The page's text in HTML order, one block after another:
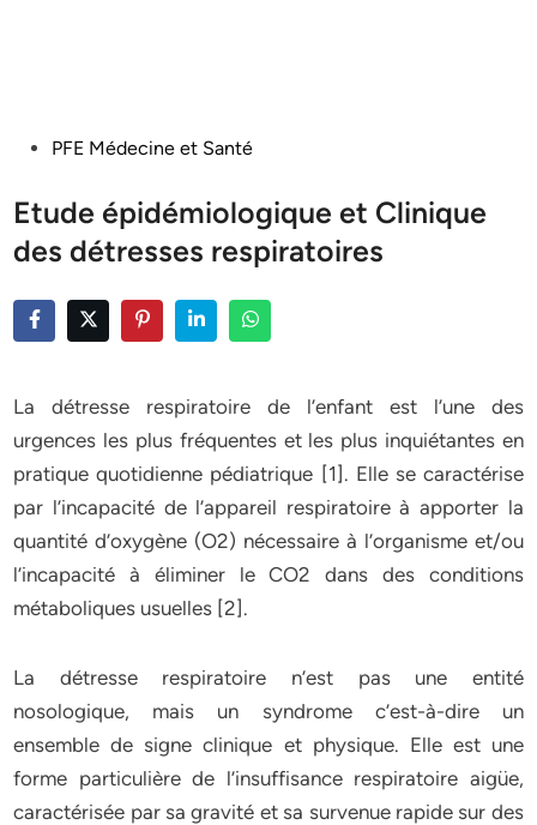
PostedPFE Médecine et Santé
Etude épidémiologique et Clinique
des détresses respiratoires
La détresse respiratoire de l’enfant est l’une des
urgences les plus fréquentes et les plus inquiétantes en
pratique quotidienne pédiatrique [1]. Elle se caractérise
par l’incapacité de l’appareil respiratoire à apporter la
quantité d’oxygène (O2) nécessaire à l’organisme et/ou
l’incapacité à éliminer le CO2 dans des conditions
métaboliques usuelles [2].
La détresse respiratoire n’est pas une entité
nosologique, mais un syndrome c’est-à-dire un
ensemble de signe clinique et physique. Elle est une
forme particulière de l’insuffisance respiratoire aigüe,
caractérisée par sa gravité et sa survenue rapide sur des